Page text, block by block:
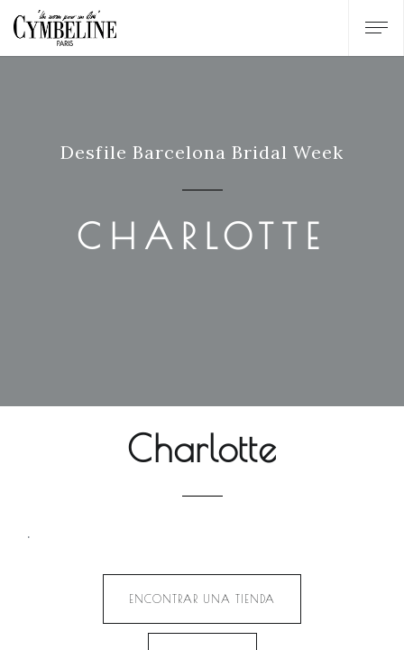
Desfile Barcelona Bridal Week
CHARLOTTE
Charlotte
.
ENCONTRAR UNA TIENDA